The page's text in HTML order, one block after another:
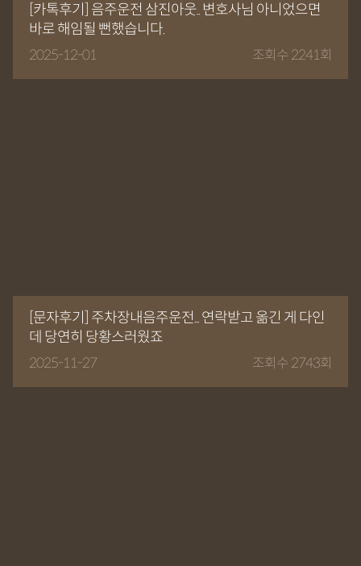
[카톡후기] 음주운전 삼진아웃.. 변호사님 아니었으면
바로 해임될 뻔했습니다.
2025-12-01 조회수 2241회
[문자후기] 주차장내음주운전... 연락받고 옮긴 게 다인
데 당연히 당황스러웠죠
2025-11-27 조회수 2743회